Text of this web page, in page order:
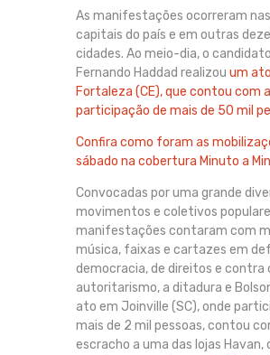
As manifestações ocorreram
capitais do país e em outras
cidades. Ao meio-dia, o candidato
Fernando Haddad realizou um
Fortaleza (CE), que contou com a
participação de mais de 50 mil
Confira como foram as
sábado na cobertura Minuto a
Convocadas por uma grande
movimentos e coletivos
manifestações contaram com
música, faixas e cartazes em
democracia, de direitos e contra
autoritarismo, a ditadura e
ato em Joinville (SC), onde
mais de 2 mil pessoas, contou
escracho a uma das lojas Havan,